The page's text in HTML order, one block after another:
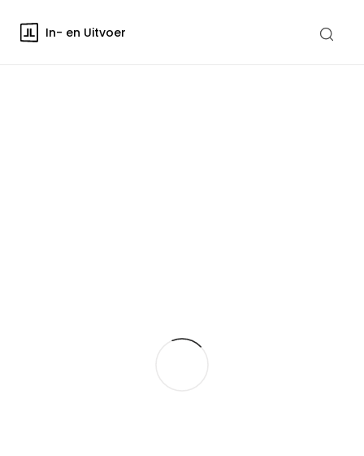
In- en Uitvoer